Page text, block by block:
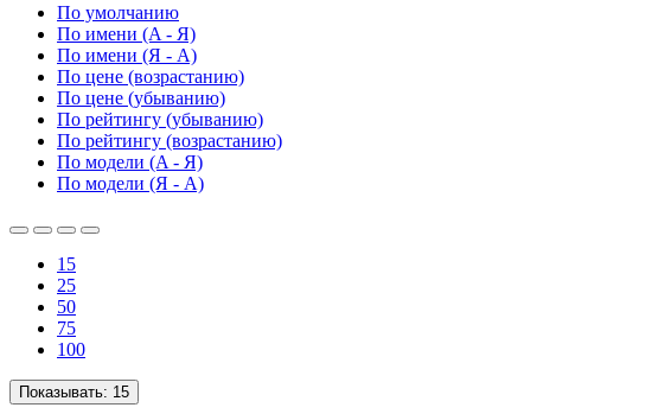
По умолчанию
По имени (A - Я)
По имени (Я - A)
По цене (возрастанию)
По цене (убыванию)
По рейтингу (убыванию)
По рейтингу (возрастанию)
По модели (A - Я)
По модели (Я - A)
15
25
50
75
100
Показывать: 15